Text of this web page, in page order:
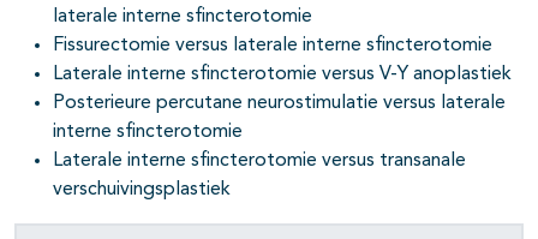
open- en dichtklappen
laterale interne sfincterotomie
Fissurectomie versus laterale interne sfincterotomie
Laterale interne sfincterotomie versus V-Y anoplastiek
Posterieure percutane neurostimulatie versus laterale
interne sfincterotomie
Laterale interne sfincterotomie versus transanale
verschuivingsplastiek